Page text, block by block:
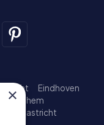
Utrecht
Eindhoven
Arnhem
Maastricht
×